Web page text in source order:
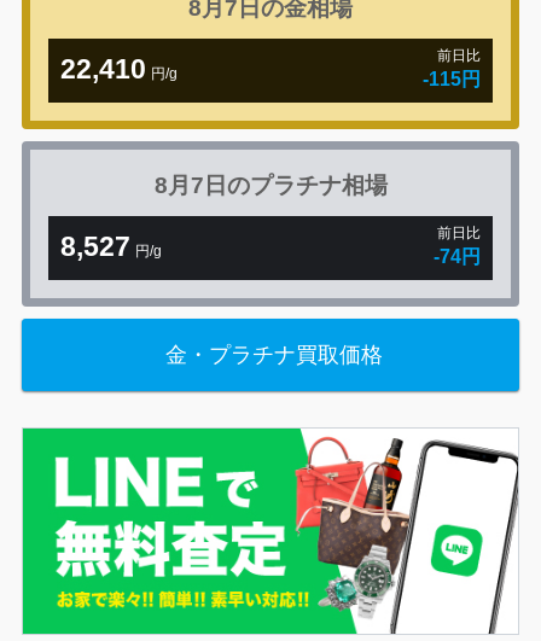
8月7日の金相場
22,410 円/g
前日比
-115円
8月7日のプラチナ相場
8,527 円/g
前日比
-74円
金・プラチナ買取価格